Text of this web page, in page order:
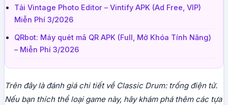
Tải Vintage Photo Editor – Vintify APK (Ad Free, VIP)
Miễn Phí 3/2026
QRbot: Máy quét mã QR APK (Full, Mở Khóa Tính Năng)
– Miễn Phí 3/2026
Trên đây là đánh giá chi tiết về Classic Drum: trống điện tử.
Nếu bạn thích thể loại game này, hãy khám phá thêm các tựa